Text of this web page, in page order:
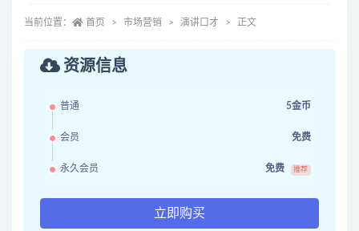
当前位置： 首页 市场营销 演讲口才 正文
资源信息
普通 5金币
会员 免费
永久会员 免费 推荐
立即购买